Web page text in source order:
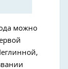
можно